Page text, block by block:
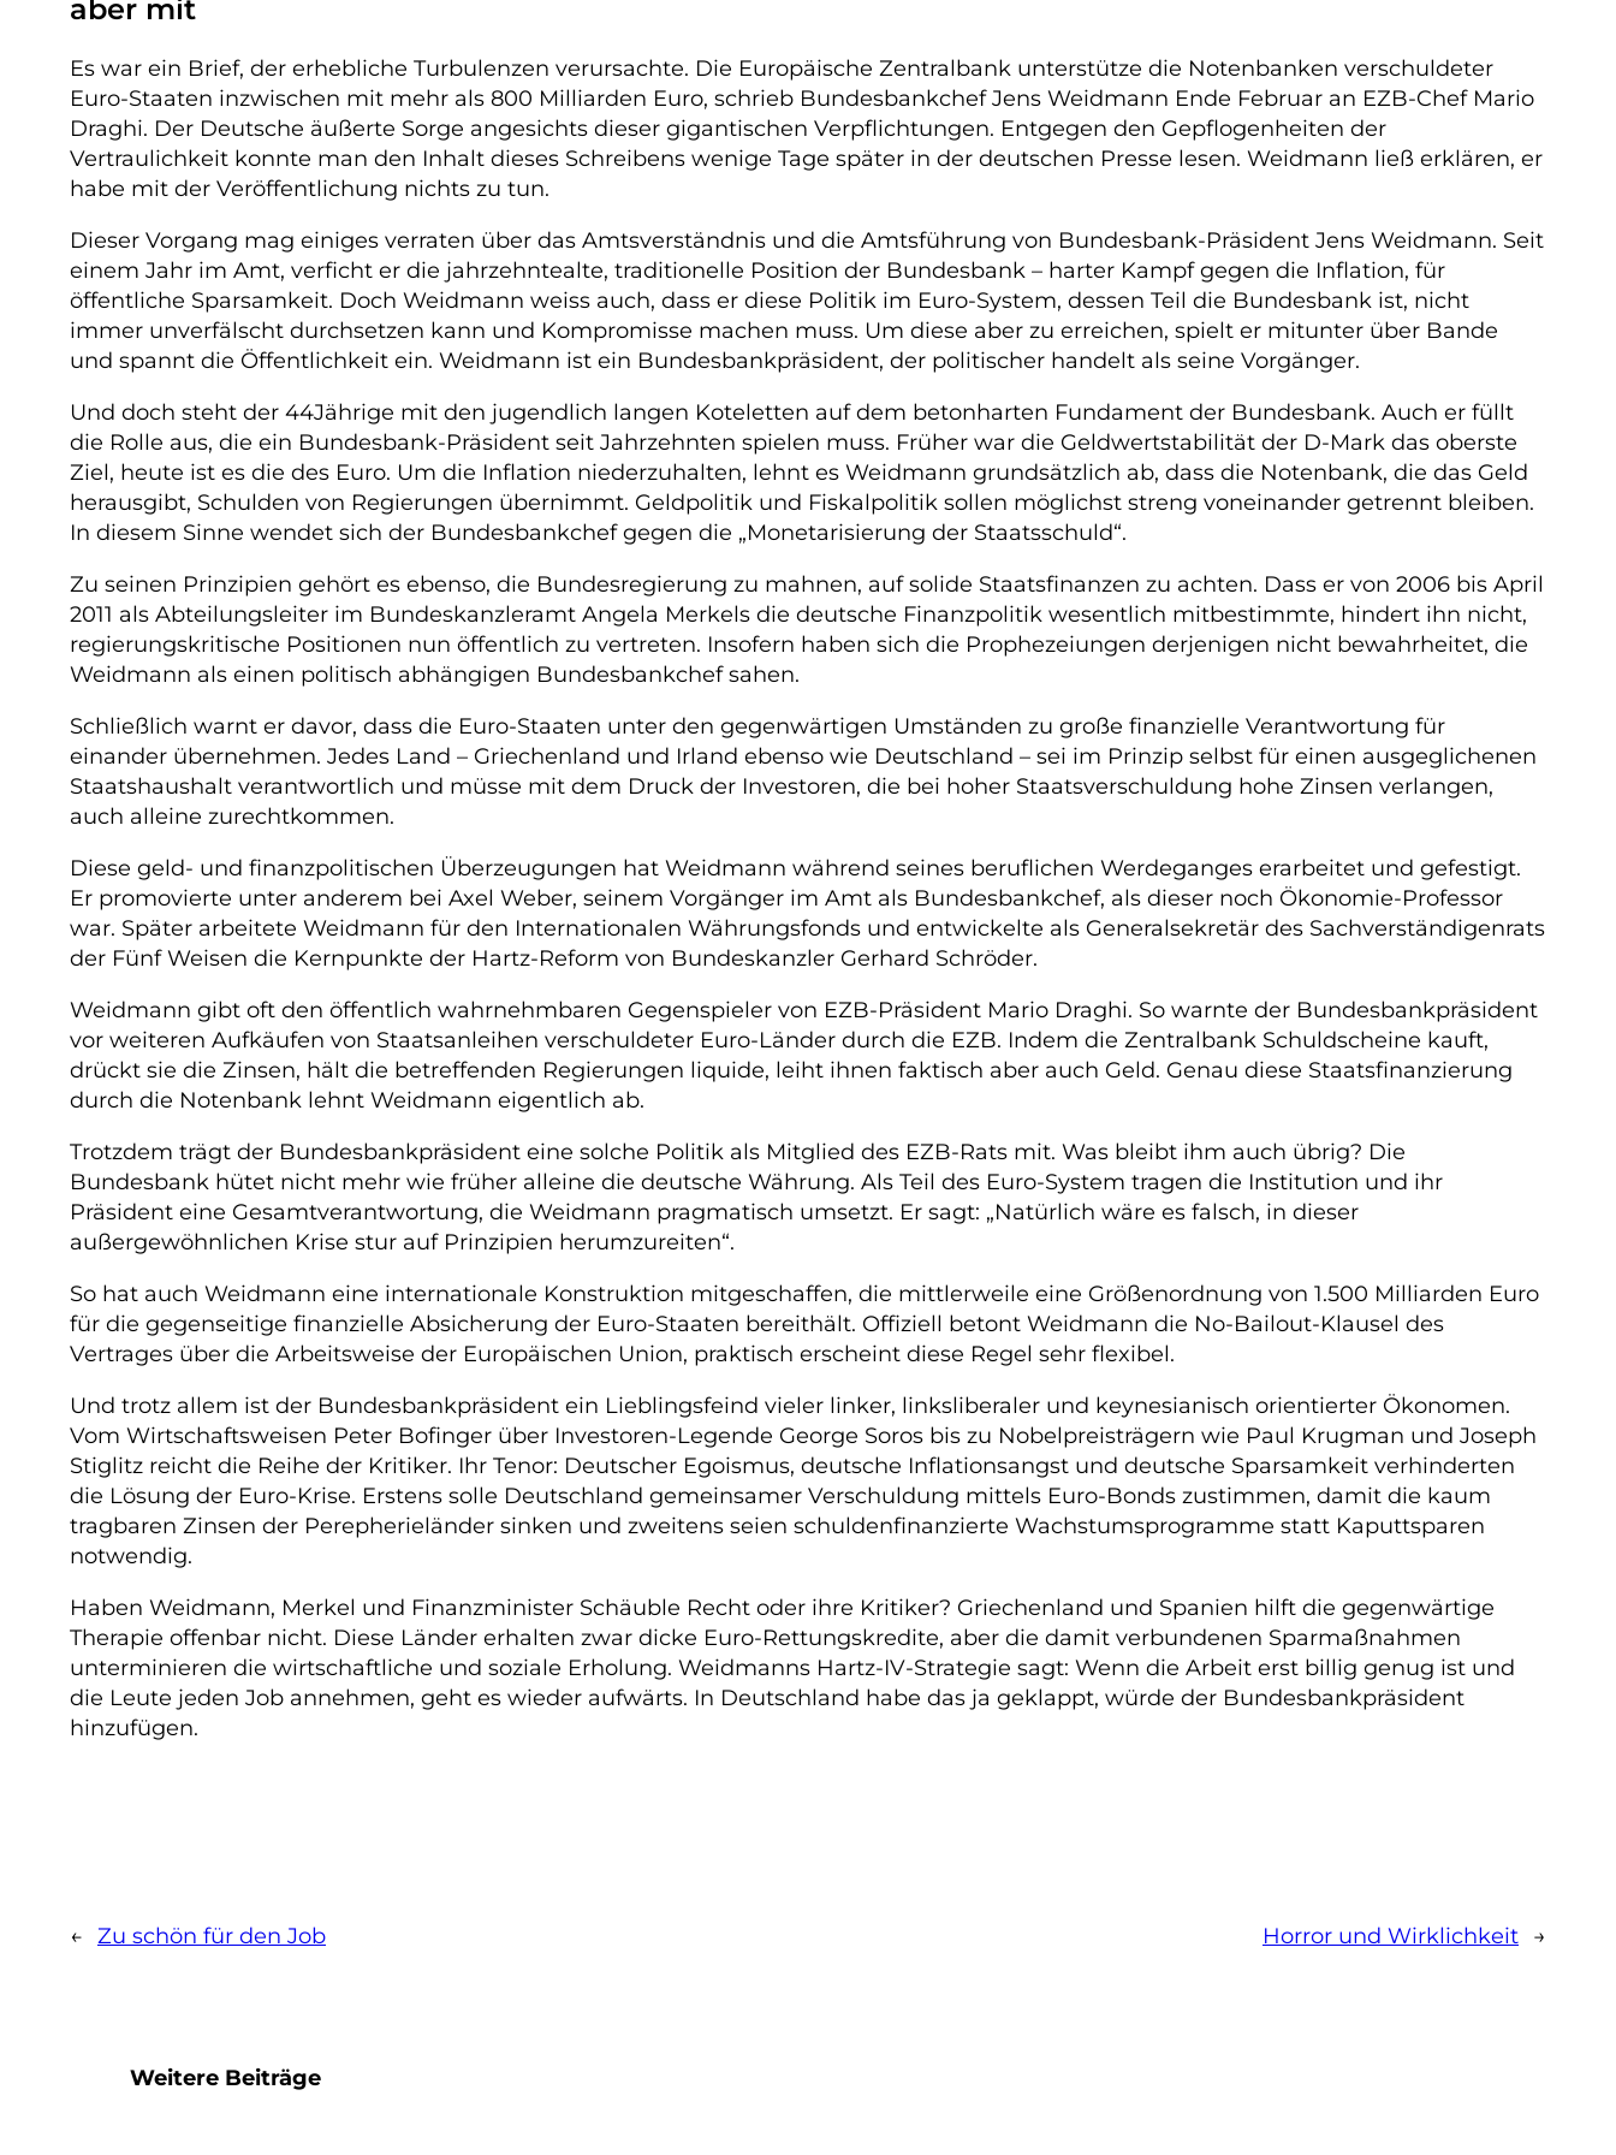
aber mit
Es war ein Brief, der erhebliche Turbulenzen verursachte. Die Europäische Zentralbank unterstütze die Notenbanken verschuldeter
Euro-Staaten inzwischen mit mehr als 800 Milliarden Euro, schrieb Bundesbankchef Jens Weidmann Ende Februar an EZB-Chef Mario
Draghi. Der Deutsche äußerte Sorge angesichts dieser gigantischen Verpflichtungen. Entgegen den Gepflogenheiten der
Vertraulichkeit konnte man den Inhalt dieses Schreibens wenige Tage später in der deutschen Presse lesen. Weidmann ließ erklären, er
habe mit der Veröffentlichung nichts zu tun.
Dieser Vorgang mag einiges verraten über das Amtsverständnis und die Amtsführung von Bundesbank-Präsident Jens Weidmann. Seit
einem Jahr im Amt, verficht er die jahrzehntealte, traditionelle Position der Bundesbank – harter Kampf gegen die Inflation, für
öffentliche Sparsamkeit. Doch Weidmann weiss auch, dass er diese Politik im Euro-System, dessen Teil die Bundesbank ist, nicht
immer unverfälscht durchsetzen kann und Kompromisse machen muss. Um diese aber zu erreichen, spielt er mitunter über Bande
und spannt die Öffentlichkeit ein. Weidmann ist ein Bundesbankpräsident, der politischer handelt als seine Vorgänger.
Und doch steht der 44Jährige mit den jugendlich langen Koteletten auf dem betonharten Fundament der Bundesbank. Auch er füllt
die Rolle aus, die ein Bundesbank-Präsident seit Jahrzehnten spielen muss. Früher war die Geldwertstabilität der D-Mark das oberste
Ziel, heute ist es die des Euro. Um die Inflation niederzuhalten, lehnt es Weidmann grundsätzlich ab, dass die Notenbank, die das Geld
herausgibt, Schulden von Regierungen übernimmt. Geldpolitik und Fiskalpolitik sollen möglichst streng voneinander getrennt bleiben.
In diesem Sinne wendet sich der Bundesbankchef gegen die „Monetarisierung der Staatsschuld“.
Zu seinen Prinzipien gehört es ebenso, die Bundesregierung zu mahnen, auf solide Staatsfinanzen zu achten. Dass er von 2006 bis April
2011 als Abteilungsleiter im Bundeskanzleramt Angela Merkels die deutsche Finanzpolitik wesentlich mitbestimmte, hindert ihn nicht,
regierungskritische Positionen nun öffentlich zu vertreten. Insofern haben sich die Prophezeiungen derjenigen nicht bewahrheitet, die
Weidmann als einen politisch abhängigen Bundesbankchef sahen.
Schließlich warnt er davor, dass die Euro-Staaten unter den gegenwärtigen Umständen zu große finanzielle Verantwortung für
einander übernehmen. Jedes Land – Griechenland und Irland ebenso wie Deutschland – sei im Prinzip selbst für einen ausgeglichenen
Staatshaushalt verantwortlich und müsse mit dem Druck der Investoren, die bei hoher Staatsverschuldung hohe Zinsen verlangen,
auch alleine zurechtkommen.
Diese geld- und finanzpolitischen Überzeugungen hat Weidmann während seines beruflichen Werdeganges erarbeitet und gefestigt.
Er promovierte unter anderem bei Axel Weber, seinem Vorgänger im Amt als Bundesbankchef, als dieser noch Ökonomie-Professor
war. Später arbeitete Weidmann für den Internationalen Währungsfonds und entwickelte als Generalsekretär des Sachverständigenrats
der Fünf Weisen die Kernpunkte der Hartz-Reform von Bundeskanzler Gerhard Schröder.
Weidmann gibt oft den öffentlich wahrnehmbaren Gegenspieler von EZB-Präsident Mario Draghi. So warnte der Bundesbankpräsident
vor weiteren Aufkäufen von Staatsanleihen verschuldeter Euro-Länder durch die EZB. Indem die Zentralbank Schuldscheine kauft,
drückt sie die Zinsen, hält die betreffenden Regierungen liquide, leiht ihnen faktisch aber auch Geld. Genau diese Staatsfinanzierung
durch die Notenbank lehnt Weidmann eigentlich ab.
Trotzdem trägt der Bundesbankpräsident eine solche Politik als Mitglied des EZB-Rats mit. Was bleibt ihm auch übrig? Die
Bundesbank hütet nicht mehr wie früher alleine die deutsche Währung. Als Teil des Euro-System tragen die Institution und ihr
Präsident eine Gesamtverantwortung, die Weidmann pragmatisch umsetzt. Er sagt: „Natürlich wäre es falsch, in dieser
außergewöhnlichen Krise stur auf Prinzipien herumzureiten“.
So hat auch Weidmann eine internationale Konstruktion mitgeschaffen, die mittlerweile eine Größenordnung von 1.500 Milliarden Euro
für die gegenseitige finanzielle Absicherung der Euro-Staaten bereithält. Offiziell betont Weidmann die No-Bailout-Klausel des
Vertrages über die Arbeitsweise der Europäischen Union, praktisch erscheint diese Regel sehr flexibel.
Und trotz allem ist der Bundesbankpräsident ein Lieblingsfeind vieler linker, linksliberaler und keynesianisch orientierter Ökonomen.
Vom Wirtschaftsweisen Peter Bofinger über Investoren-Legende George Soros bis zu Nobelpreisträgern wie Paul Krugman und Joseph
Stiglitz reicht die Reihe der Kritiker. Ihr Tenor: Deutscher Egoismus, deutsche Inflationsangst und deutsche Sparsamkeit verhinderten
die Lösung der Euro-Krise. Erstens solle Deutschland gemeinsamer Verschuldung mittels Euro-Bonds zustimmen, damit die kaum
tragbaren Zinsen der Perepherieländer sinken und zweitens seien schuldenfinanzierte Wachstumsprogramme statt Kaputtsparen
notwendig.
Haben Weidmann, Merkel und Finanzminister Schäuble Recht oder ihre Kritiker? Griechenland und Spanien hilft die gegenwärtige
Therapie offenbar nicht. Diese Länder erhalten zwar dicke Euro-Rettungskredite, aber die damit verbundenen Sparmaßnahmen
unterminieren die wirtschaftliche und soziale Erholung. Weidmanns Hartz-IV-Strategie sagt: Wenn die Arbeit erst billig genug ist und
die Leute jeden Job annehmen, geht es wieder aufwärts. In Deutschland habe das ja geklappt, würde der Bundesbankpräsident
hinzufügen.
← Zu schön für den Job Horror und Wirklichkeit →
Weitere Beiträge